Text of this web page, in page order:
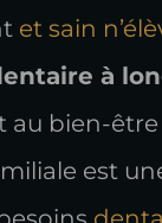
et sain
à
bien-
est